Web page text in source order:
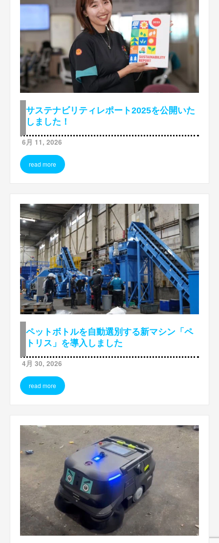
サステナビリティレポート2025を公開いた
しました！
6月 11, 2026
read more
ペットボトルを自動選別する新マシン「ペ
トリス」を導入しました
4月 30, 2026
read more